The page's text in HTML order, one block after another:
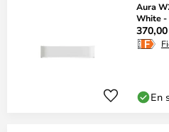
Aura
White -
En